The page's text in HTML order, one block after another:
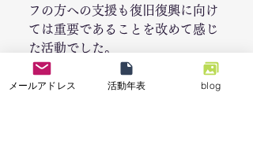
フの方への支援も復旧復興に向け
ては重要であることを改めて感じ
た活動でした。
【さいごに】
メールアドレス 活動年表 blog